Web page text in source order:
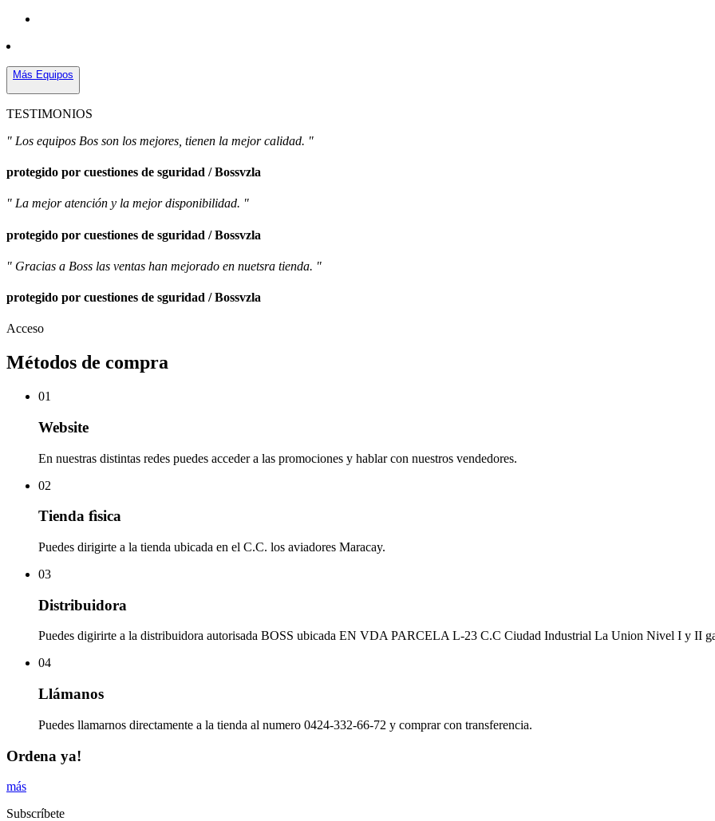
Más Equipos
TESTIMONIOS
" Los equipos Bos son los mejores, tienen la mejor calidad. "
protegido por cuestiones de sguridad / Bossvzla
" La mejor atención y la mejor disponibilidad. "
protegido por cuestiones de sguridad / Bossvzla
" Gracias a Boss las ventas han mejorado en nuetsra tienda. "
protegido por cuestiones de sguridad / Bossvzla
Acceso
Métodos de compra
01
Website
En nuestras distintas redes puedes acceder a las promociones y hablar con nuestros vendedores.
02
Tienda fìsica
Puedes dirigirte a la tienda ubicada en el C.C. los aviadores Maracay.
03
Distribuidora
Puedes digirirte a la distribuidora autorisada BOSS ubicada EN VDA PARCELA L-23 C.C Ciudad Industrial La Union Nivel I y II
04
Llámanos
Puedes llamarnos directamente a la tienda al numero 0424-332-66-72 y comprar con transferencia.
Ordena ya!
más
Subscríbete